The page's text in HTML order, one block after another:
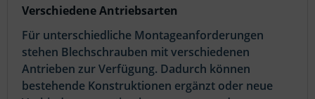
Verschiedene Antriebsarten
Für unterschiedliche Montageanforderungen
stehen Blechschrauben mit verschiedenen
Antrieben zur Verfügung. Dadurch können
bestehende Konstruktionen ergänzt oder neue